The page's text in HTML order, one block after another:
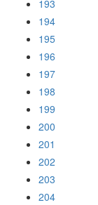
193
194
195
196
197
198
199
200
201
202
203
204